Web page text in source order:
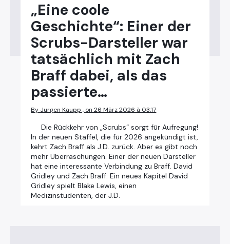
„Eine coole
Geschichte“: Einer der
Scrubs-Darsteller war
tatsächlich mit Zach
Braff dabei, als das
passierte…
By Jurgen Kaupp , on 26 März 2026 à 03:17
Die Rückkehr von „Scrubs“ sorgt für Aufregung!
In der neuen Staffel, die für 2026 angekündigt ist,
kehrt Zach Braff als J.D. zurück. Aber es gibt noch
mehr Überraschungen. Einer der neuen Darsteller
hat eine interessante Verbindung zu Braff. David
Gridley und Zach Braff: Ein neues Kapitel David
Gridley spielt Blake Lewis, einen
Medizinstudenten, der J.D.